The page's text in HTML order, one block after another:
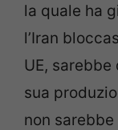
la quale ha
l’Iran
UE,
sua
non sarebbe